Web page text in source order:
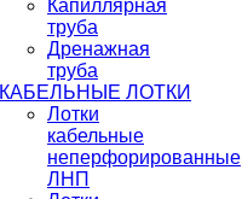
Капиллярная
труба
Дренажная
труба
КАБЕЛЬНЫЕ ЛОТКИ
Лотки
кабельные
неперфорированные
ЛНП